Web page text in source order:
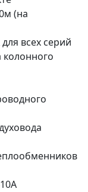
(на
всех серий
колонного